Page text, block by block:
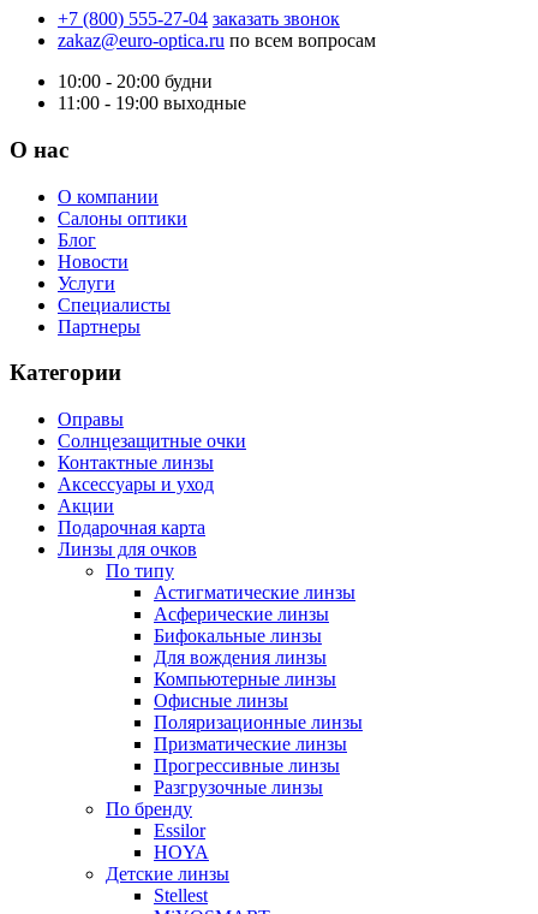
+7 (800) 555-27-04 заказать звонок
zakaz@euro-optica.ru по всем вопросам
10:00 - 20:00 будни
11:00 - 19:00 выходные
О нас
О компании
Салоны оптики
Блог
Новости
Услуги
Специалисты
Партнеры
Категории
Оправы
Солнцезащитные очки
Контактные линзы
Аксессуары и уход
Акции
Подарочная карта
Линзы для очков
По типу
Астигматические линзы
Асферические линзы
Бифокальные линзы
Для вождения линзы
Компьютерные линзы
Офисные линзы
Поляризационные линзы
Призматические линзы
Прогрессивные линзы
Разгрузочные линзы
По бренду
Essilor
HOYA
Детские линзы
Stellest